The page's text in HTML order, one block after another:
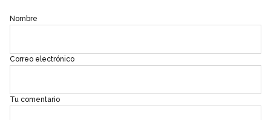
Nombre
Correo electrónico
Tu comentario